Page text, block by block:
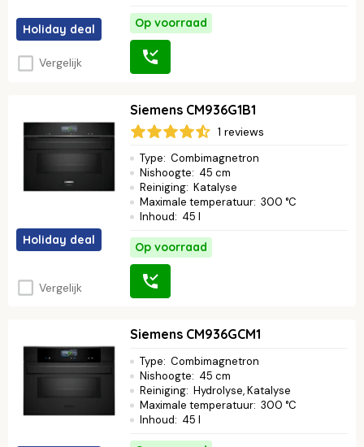
Holiday deal
Vergelijk
Op voorraad
Holiday deal
Vergelijk
Siemens CM936G1B1
1 reviews
Type: Combimagnetron
Nishoogte: 45 cm
Reiniging: Katalyse
Maximale temperatuur: 300 °C
Inhoud: 45 l
Op voorraad
Siemens CM936GCM1
Type: Combimagnetron
Nishoogte: 45 cm
Reiniging: Hydrolyse, Katalyse
Maximale temperatuur: 300 °C
Inhoud: 45 l